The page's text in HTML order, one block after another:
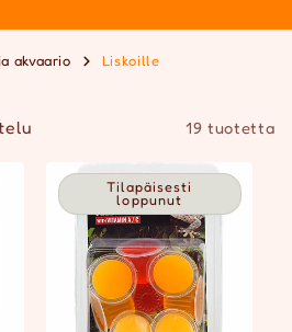
akvaario Liskoille
19 tuotetta
Tilapäisesti
loppunut